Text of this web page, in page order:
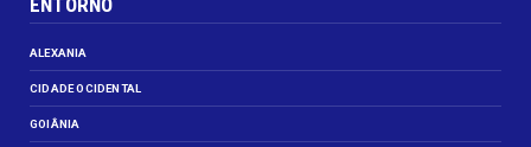
ENTORNO
ALEXANIA
CIDADE OCIDENTAL
GOIÂNIA